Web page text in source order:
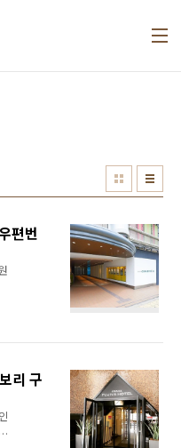
편번
리 구